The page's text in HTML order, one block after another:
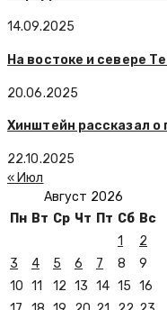
14.09.2025
На востоке и севере
20.06.2025
Хинштейн рассказал о
22.10.2025
« Июл
Август 2026
Пн Вт Ср Чт Пт Сб Вс
1
2
3
4 5 6 7 8
9
10 11 12 13 14 15 16